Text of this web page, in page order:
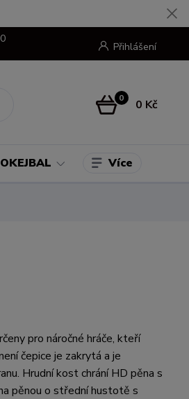
Přihlášení
0 0 Kč
Více
pro náročné hráče, kteří
čepice je zakrytá a je
Hrudní kost chrání HD pěna s
pěnou o střední hustotě s